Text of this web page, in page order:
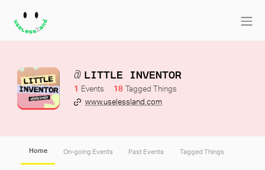
LITTLE INVENTOR
1
18
www.uselessland.com
Home On-going Events Past Events Tagged Things